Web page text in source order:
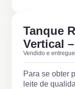
Tanque
Vertical
Vendido e
Para se obter
leite de